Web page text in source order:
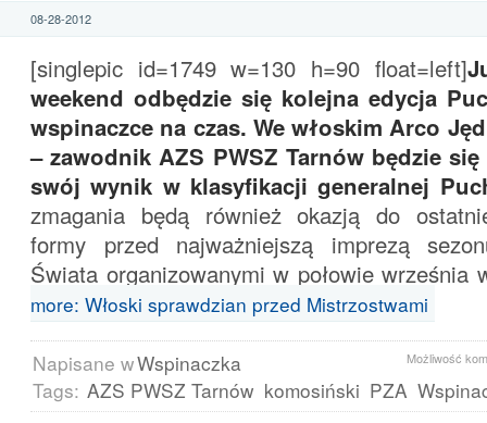
08-28-2012
[singlepic id=1749 w=130 h=90 float=left]
weekend odbędzie się kolejna edycja
wspinaczce na czas. We włoskim Arco
– zawodnik AZS PWSZ Tarnów będzie
swój wynik w klasyfikacji generalnej
zmagania będą również okazją do
formy przed najważniejszą imprezą
Świata organizowanymi w połowie
more: Włoski sprawdzian przed Mistrzostwami
Możliwość
Napisane wWspinaczka
Tags: AZS PWSZ Tarnów komosiński PZA